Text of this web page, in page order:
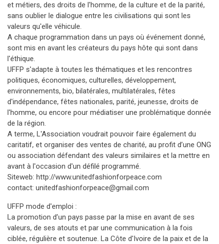
et métiers, des droits de l'homme, de la culture et de la parité,
sans oublier le dialogue entre les civilisations qui sont les
valeurs qu'elle véhicule.
A chaque programmation dans un pays où événement donné,
sont mis en avant les créateurs du pays hôte qui sont dans
l'éthique.
UFFP s'adapte à toutes les thématiques et les rencontres
politiques, économiques, culturelles, développement,
environnements, bio, bilatérales, multilatérales, fêtes
d'indépendance, fêtes nationales, parité, jeunesse, droits de
l'homme, ou encore pour médiatiser une problématique donnée
de la région.
A terme, L'Association voudrait pouvoir faire également du
caritatif, et organiser des ventes de charité, au profit d’une ONG
ou association défendant des valeurs similaires et la mettre en
avant à l'occasion d'un défilé programmé.
Siteweb: http://www.unitedfashionforpeace.com
contact: unitedfashionforpeace@gmail.com
UFFP mode d'emploi :
La promotion d’un pays passe par la mise en avant de ses
valeurs, de ses atouts et par une communication à la fois
ciblée, régulière et soutenue. La Côte d'Ivoire de la paix et de la